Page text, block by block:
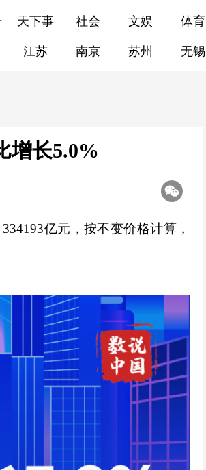
天下事 社会 文娱 体育
江苏 南京 苏州 无锡
增长5.0%
亿元，按不变价格计算，